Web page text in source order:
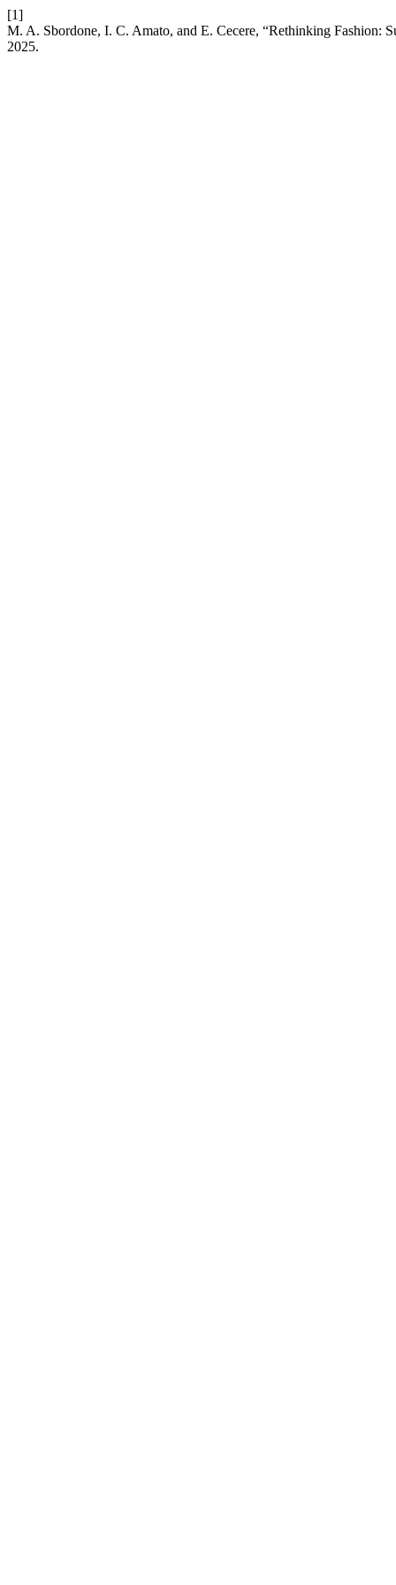
[1]
M. A. Sbordone, I. C. Amato, and E. Cecere, “Rethinking Fashion:
2025.